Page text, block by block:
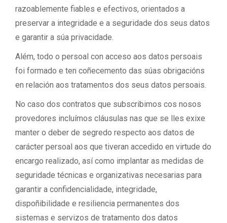
razoablemente fiables e efectivos, orientados a
preservar a integridade e a seguridade dos seus datos
e garantir a súa privacidade.
Além, todo o persoal con acceso aos datos persoais
foi formado e ten coñecemento das súas obrigacións
en relación aos tratamentos dos seus datos persoais.
No caso dos contratos que subscribimos cos nosos
provedores incluímos cláusulas nas que se lles exixe
manter o deber de segredo respecto aos datos de
carácter persoal aos que tiveran accedido en virtude do
encargo realizado, así como implantar as medidas de
seguridade técnicas e organizativas necesarias para
garantir a confidencialidade, integridade,
dispoñibilidade e resiliencia permanentes dos
sistemas e servizos de tratamento dos datos